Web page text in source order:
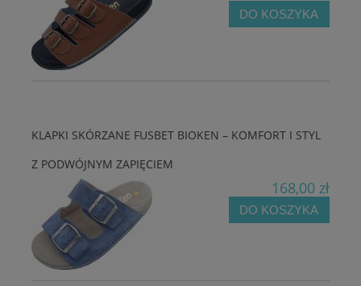
DO KOSZYKA
KLAPKI SKÓRZANE FUSBET BIOKEN – KOMFORT I STYL
Z PODWÓJNYM ZAPIĘCIEM
168,00 zł
DO KOSZYKA